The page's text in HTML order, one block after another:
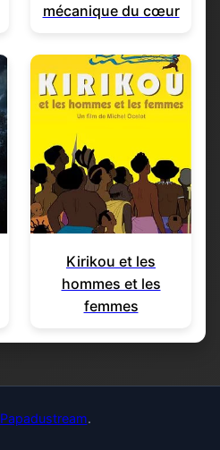
mécanique du cœur
Kirikou et les
hommes et les
femmes
Papadustream.